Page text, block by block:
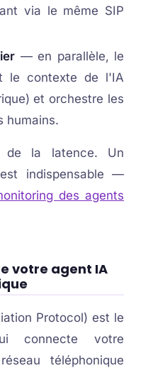
via le même SIP
— en parallèle, le
le contexte de l'IA
et orchestre les
humains.
de la latence. Un
indispensable —
des agents
votre agent IA
Protocol) est le
connecte votre
téléphonique